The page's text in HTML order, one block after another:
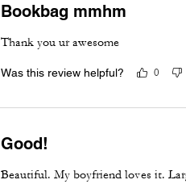
Bookbag mmhm
Thank you ur awesome
Was this review helpful? 0
Good!
Beautiful. My boyfriend loves it.